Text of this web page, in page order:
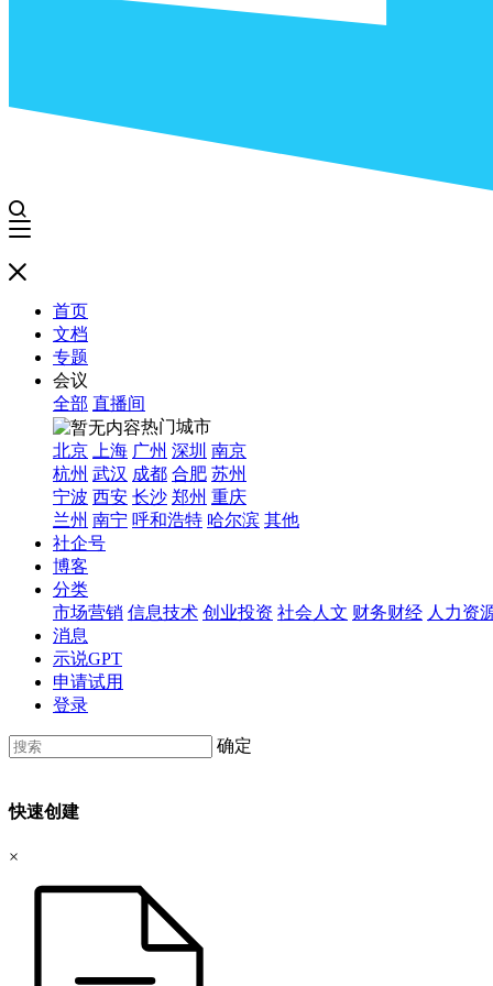
首页
文档
专题
会议
全部 直播间
热门城市
北京
上海 广州 深圳 南京
杭州 武汉 成都 合肥 苏州
宁波 西安 长沙 郑州 重庆
兰州 南宁 呼和浩特 哈尔滨 其他
社企号
博客
分类
市场营销 信息技术 创业投资 社会人文 财务财经 人力资
消息
示说GPT
申请试用
登录
确定
快速创建
×